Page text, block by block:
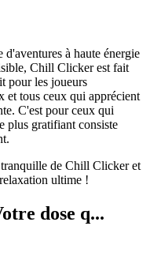
à haute énergie
Chill Clicker est fait
pour les joueurs
et tous ceux qui apprécient
C'est pour ceux qui
plus gratifiant consiste
de Chill Clicker et
ultime !
dose q...